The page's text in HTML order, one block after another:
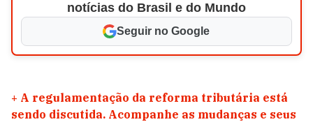
notícias do Brasil e do Mundo
Seguir no Google
+ A regulamentação da reforma tributária está
sendo discutida. Acompanhe as mudanças e seus